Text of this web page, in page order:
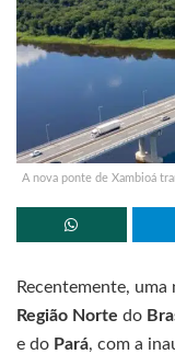
A nova ponte de Xambioá
Recentemente,
Região Norte do
e do Pará, com a